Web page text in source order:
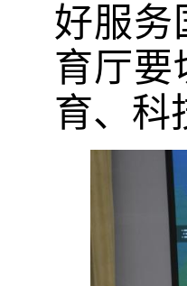
好服务
育厅要
育、科